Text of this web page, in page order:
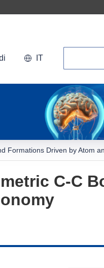
IT
Formations Driven by Atom
C-C